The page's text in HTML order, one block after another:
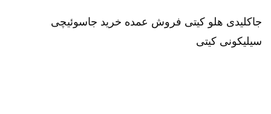
جاکلیدی هلو کیتی فروش عمده خرید جاسوئیچی
سیلیکونی کیتی